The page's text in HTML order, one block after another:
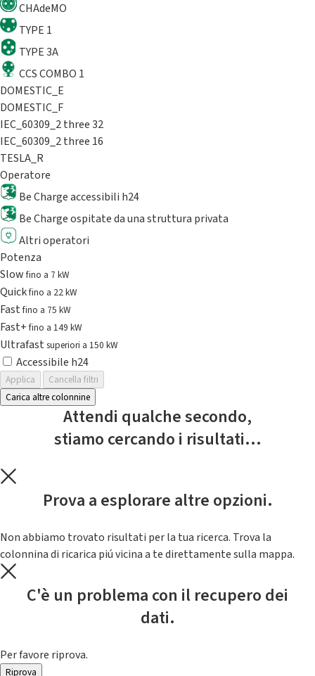
CHAdeMO
TYPE 1
TYPE 3A
CCS COMBO 1
DOMESTIC_E
DOMESTIC_F
IEC_60309_2 three 32
IEC_60309_2 three 16
TESLA_R
Operatore
Be Charge accessibili h24
Be Charge ospitate da una struttura privata
Altri operatori
Potenza
Slowfino a 7 kW
Quickfino a 22 kW
Fastfino a 75 kW
Fast+fino a 149 kW
Ultrafast superiori a 150 kW
Accessibile h24
Applica
Cancella filtri
Carica altre colonnine
Attendi qualche secondo,
stiamo cercando i risultati...
Prova a esplorare altre opzioni.
Non abbiamo trovato risultati per la tua ricerca. Trova la
colonnina di ricarica piú vicina a te direttamente sulla mappa.
C'è un problema con il recupero dei
dati.
Per favore riprova.
Riprova